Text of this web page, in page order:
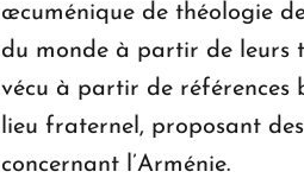
œcuménique de théologie
du monde à partir de leurs
vécu à partir de références
lieu fraternel, proposant
concernant l’Arménie.